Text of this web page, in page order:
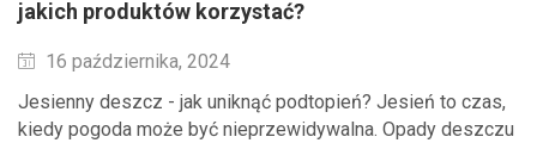
jakich produktów korzystać?
Wysłane
16 października, 2024
Jesienny deszcz - jak uniknąć podtopień? Jesień to czas,
kiedy pogoda może być nieprzewidywalna. Opady deszczu